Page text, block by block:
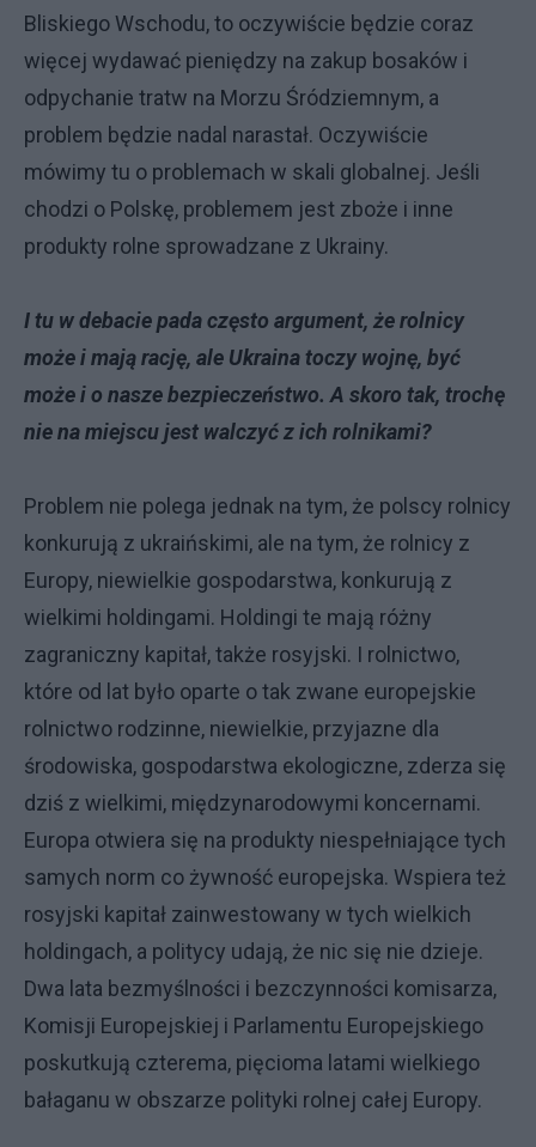
Bliskiego Wschodu, to oczywiście będzie coraz
więcej wydawać pieniędzy na zakup bosaków i
odpychanie tratw na Morzu Śródziemnym, a
problem będzie nadal narastał. Oczywiście
mówimy tu o problemach w skali globalnej. Jeśli
chodzi o Polskę, problemem jest zboże i inne
produkty rolne sprowadzane z Ukrainy.
I tu w debacie pada często argument, że rolnicy
może i mają rację, ale Ukraina toczy wojnę, być
może i o nasze bezpieczeństwo. A skoro tak, trochę
nie na miejscu jest walczyć z ich rolnikami?
Problem nie polega jednak na tym, że polscy rolnicy
konkurują z ukraińskimi, ale na tym, że rolnicy z
Europy, niewielkie gospodarstwa, konkurują z
wielkimi holdingami. Holdingi te mają różny
zagraniczny kapitał, także rosyjski. I rolnictwo,
które od lat było oparte o tak zwane europejskie
rolnictwo rodzinne, niewielkie, przyjazne dla
środowiska, gospodarstwa ekologiczne, zderza się
dziś z wielkimi, międzynarodowymi koncernami.
Europa otwiera się na produkty niespełniające tych
samych norm co żywność europejska. Wspiera też
rosyjski kapitał zainwestowany w tych wielkich
holdingach, a politycy udają, że nic się nie dzieje.
Dwa lata bezmyślności i bezczynności komisarza,
Komisji Europejskiej i Parlamentu Europejskiego
poskutkują czterema, pięcioma latami wielkiego
bałaganu w obszarze polityki rolnej całej Europy.